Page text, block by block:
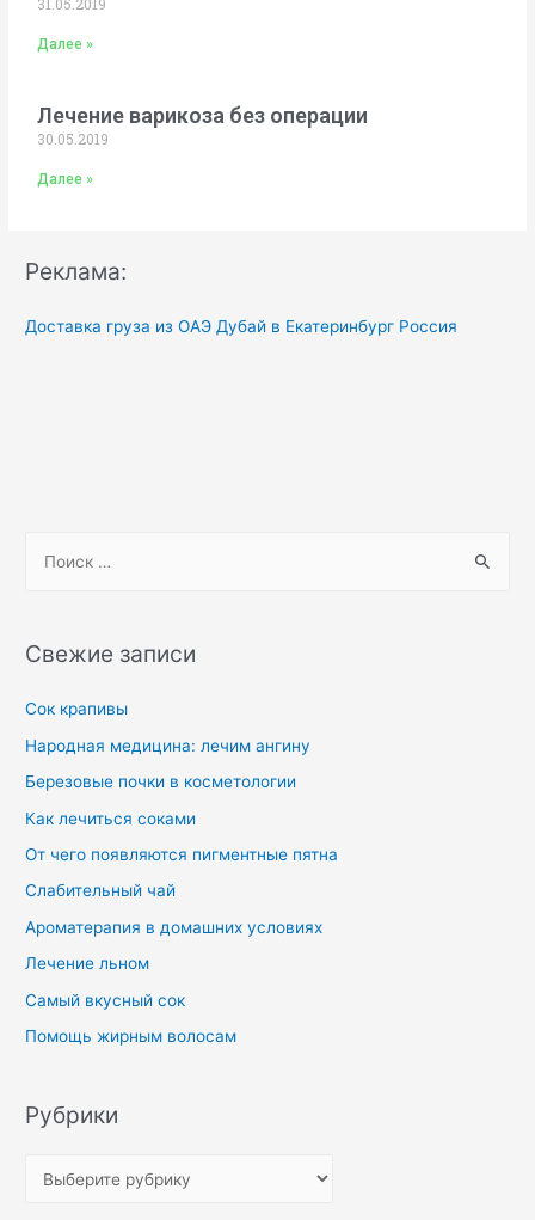
Далее »
Лечение варикоза без операции
30.05.2019
Далее »
Реклама:
Доставка груза из ОАЭ Дубай в Екатеринбург Россия
Свежие записи
Сок крапивы
Народная медицина: лечим ангину
Березовые почки в косметологии
Как лечиться соками
От чего появляются пигментные пятна
Слабительный чай
Ароматерапия в домашних условиях
Лечение льном
Самый вкусный сок
Помощь жирным волосам
Рубрики